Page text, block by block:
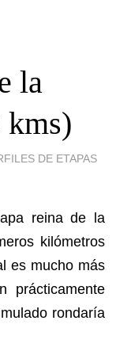
la
kms)
DE ETAPAS
reina de la
kilómetros
es mucho más
prácticamente
rondaría